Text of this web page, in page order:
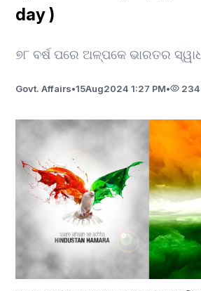
day )
୭୮ ବର୍ଷ ପରେ ଅଳ୍ପକେ ଭାରତର
Govt. Affairs•15Aug2024 1:27 PM• 234